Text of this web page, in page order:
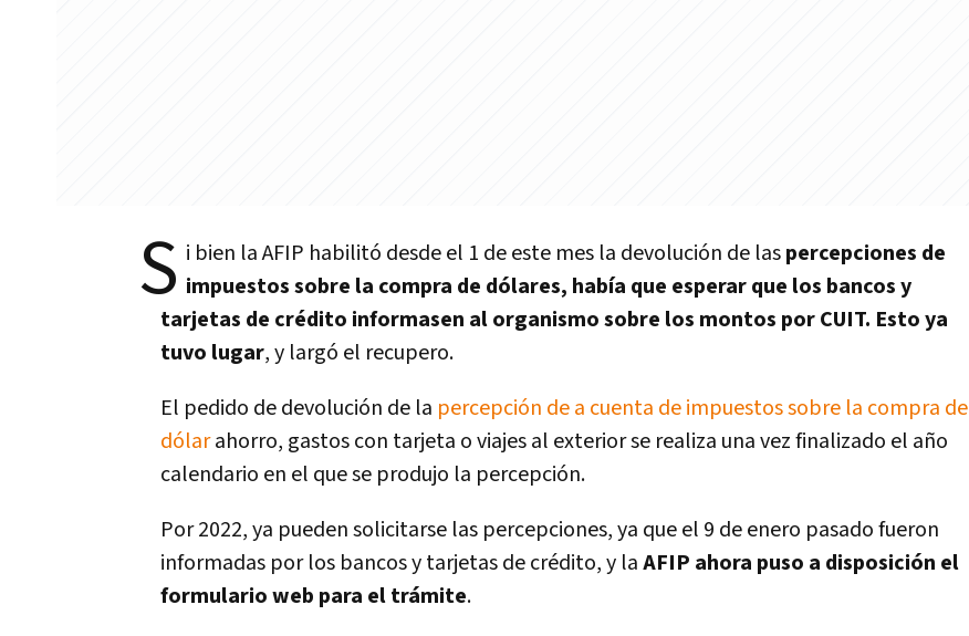
S i bien la AFIP habilitó desde el 1 de este mes la devolución de laspercepciones de
impuestos sobre la compra de dólares, había que esperar que los bancos y
tarjetas de crédito informasen al organismo sobre los montos por CUIT. Esto ya
tuvo lugar, y largó el recupero.
El pedido de devolución de la percepción de a cuenta de impuestos sobre la compra de
dólarahorro, gastos con tarjeta o viajes al exterior se realiza una vez finalizado el año
calendario en el que se produjo la percepción.
Por 2022, ya pueden solicitarse las percepciones, ya que el 9 de enero pasado fueron
informadas por los bancos y tarjetas de crédito, y laAFIP ahora puso a disposición el
formulario web para el trámite.